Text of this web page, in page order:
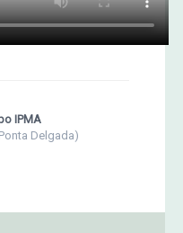
IPMA
Delgada)